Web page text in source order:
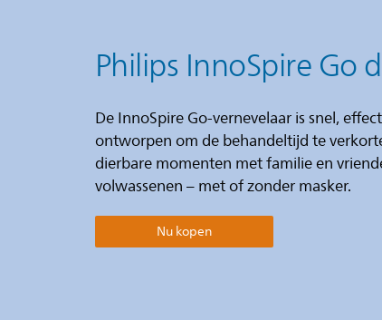
Philips InnoSpire Go
De InnoSpire Go-vernevelaar is snel,
ontworpen om de behandeltijd te
dierbare momenten met familie en
volwassenen – met of zonder masker.
Nu kopen